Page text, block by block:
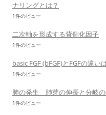
ナリングとは？
1件のビュー
二次軸を形成する背側化因子
1件のビュー
basic FGF (bFGF)とFGFの違い
1件のビュー
肺の発生 肺芽の伸長と分岐
1件のビュー